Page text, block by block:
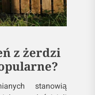
z żerdzi
stanowią